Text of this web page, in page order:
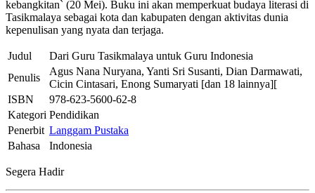
kebangkitan` (20 Mei). Buku ini akan memperkuat budaya literasi di
Tasikmalaya sebagai kota dan kabupaten dengan aktivitas dunia
kepenulisan yang nyata dan terjaga.
Judul
Dari Guru Tasikmalaya untuk Guru Indonesia
Penulis
Agus Nana Nuryana, Yanti Sri Susanti, Dian Darmawati,
Cicin Cintasari, Enong Sumaryati [dan 18 lainnya][
ISBN
978-623-5600-62-8
Kategori Pendidikan
Penerbit Langgam Pustaka
Bahasa
Indonesia
Segera Hadir